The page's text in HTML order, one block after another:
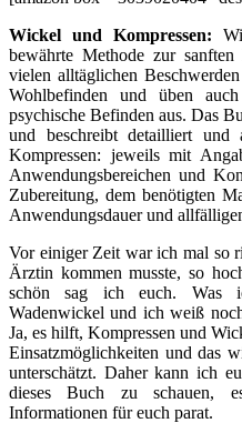
Wickel und Kompressen:
bewährte Methode zur
vielen alltäglichen
Wohlbefinden und üben
psychische Befinden aus. Das
und beschreibt detailliert
Kompressen: jeweils mit
Anwendungsbereichen und
Zubereitung, dem benötigten
Anwendungsdauer und
Vor einiger Zeit war ich mal so
Ärztin kommen musste, so
schön sag ich euch. Was
Wadenwickel und ich weiß
Ja, es hilft, Kompressen und
Einsatzmöglichkeiten und das
unterschätzt. Daher kann ich
dieses Buch zu schauen,
Informationen für euch parat.